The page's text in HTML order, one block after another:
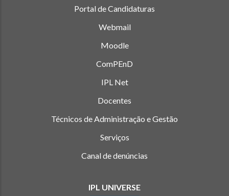
Portal de Candidaturas
Webmail
Moodle
ComPEnD
IPL Net
Docentes
Técnicos de Administração e Gestão
Serviços
Canal de denúncias
IPL UNIVERSE